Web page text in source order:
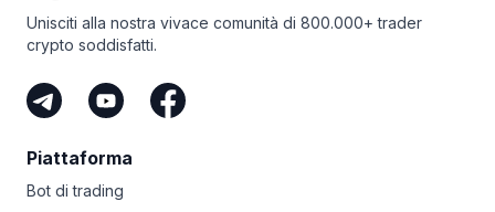
Unisciti alla nostra vivace comunità di 800.000+ trader
crypto soddisfatti.
Piattaforma
Bot di trading